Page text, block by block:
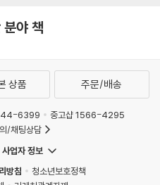
야 책
상품 주문/배송
6399
중고샵 1566-4295
/채팅상담
업자 정보
방침
청소년보호정책